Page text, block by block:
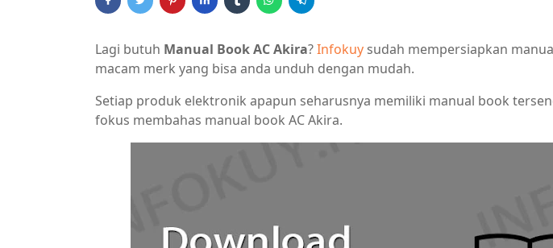
Lagi butuh Manual Book AC Akira?Infokuy sudah mempersiapkan
macam merk yang bisa anda unduh dengan mudah.
Setiap produk elektronik apapun seharusnya memiliki manual book
fokus membahas manual book AC Akira.